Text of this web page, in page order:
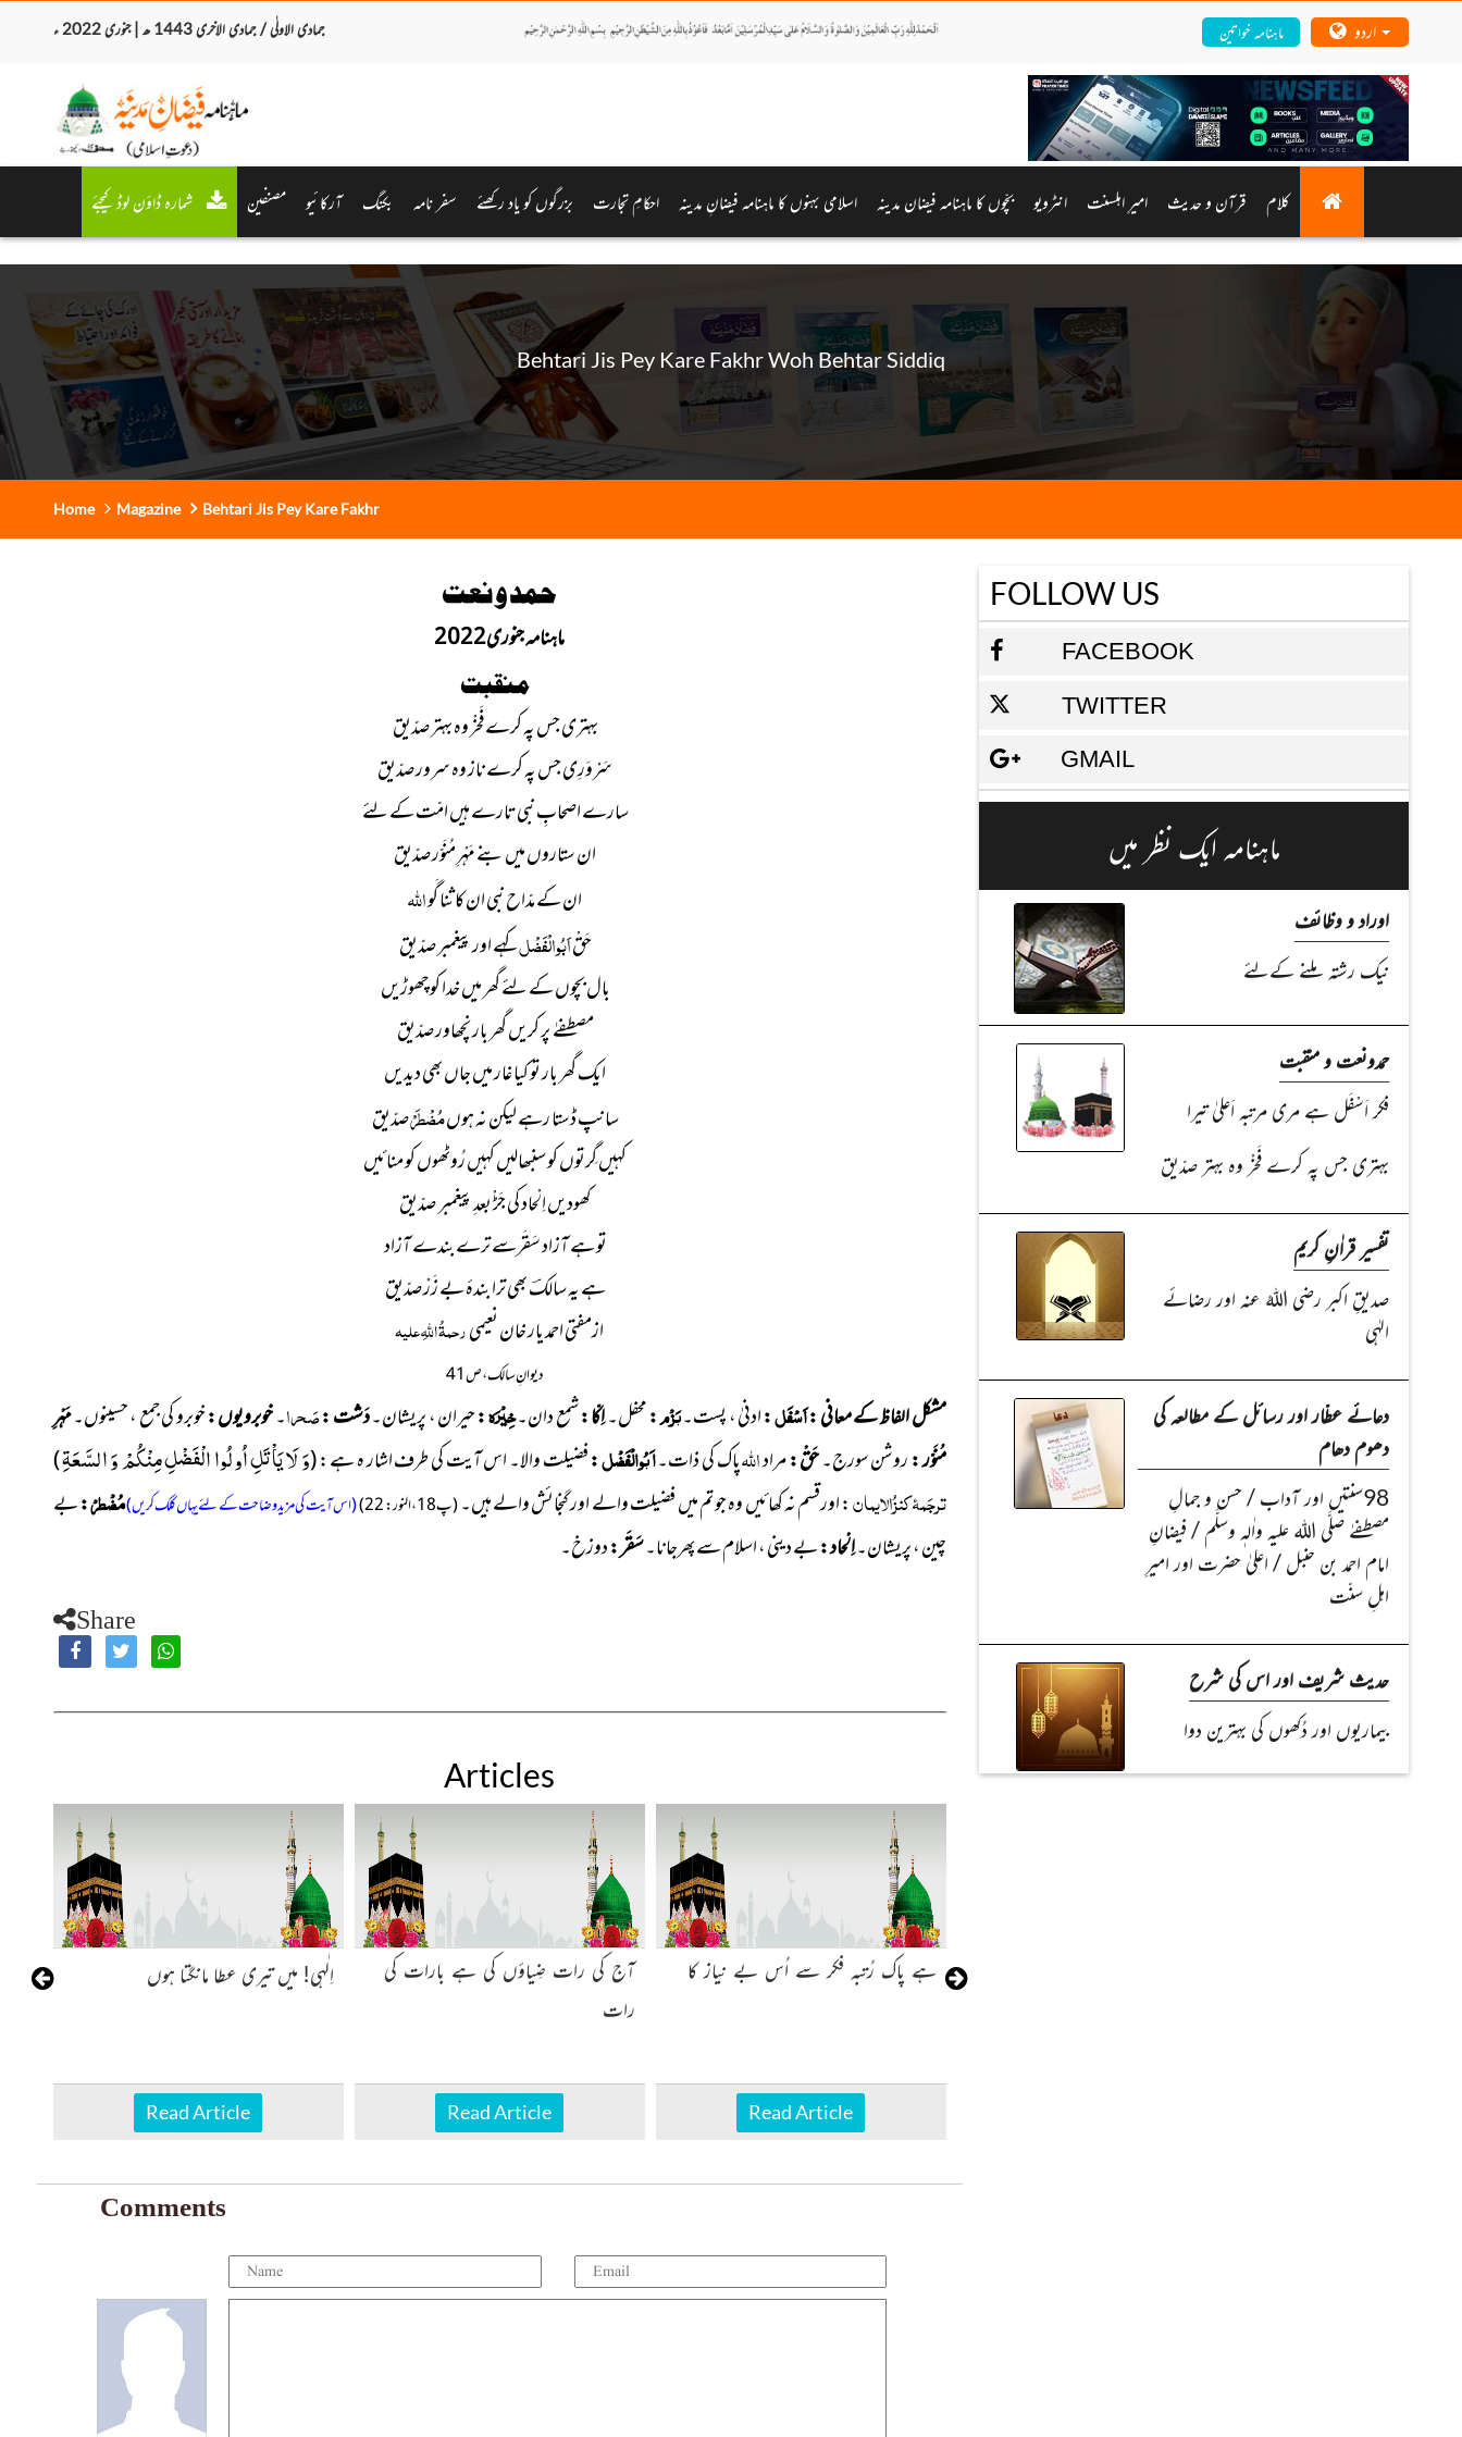
جمادی الاولٰی / جمادی الاخری 1443 ھ | جنوری 2022 ء ماہنامہ خواتین
کلام قرآن و حدیث امیرِ اہلسنت انٹرویو بچّوں کا ماہنامہ فیضان مدینہ اسلامی بہنوں کا ماہنامہ فیضانِ مدینہ احکامِ تجارت بزرگوں کو یاد رکھئے سفر نامہ بکنگ آرکائیو مصنفین شمارہ ڈاؤن لوڈ کیجئے
Behtari Jis Pey Kare Fakhr Woh Behtar Siddiq
Home Magazine Behtari Jis Pey Kare Fakhr
حمد و نعت
ماہنامہ جنوری2022
منقبت
بہتری جس پہ کرے فَخْر وہ بہتر صدّیق
سَرْوَرِی جس پہ کرے ناز وہ سرور صدّیق
سارے اصحابِ نبی تارے ہیں امّت کے لئے
ان ستاروں میں بنے مَہْرِ مُنَوّر صدّیق
ان کے مدّاح نبی ان کا ثنا گَواللہ
حَقْاَبُوالْفَضْلکہے اور پیغمبر صدّیق
بال بچوں کے لئے گھر میں خدا کو چھوڑیں
مصطفےٰ پر کریں گھر بار نچھاور صدّیق
ایک گھر بار تو کیا غار میں جاں بھی دیدیں
سانپ ڈستا رہے لیکن نہ ہوںمُضْطَرْصدّیق
کہیں گِرتوں کو سنبھالیں کہیں رُوٹھوں کو منائیں
کھودیں اِلْحاد کی جَڑْ بعدِ پیغمبر صدّیق
تو ہے آزاد سَقَرسے ترے بندے آزاد
ہے یہ سالکؔ بھی ترا بندۂ بے زَرْ صدّیق
ازمفتی احمد یار خان نعیمیرحمۃُ اللہِ علیہ
دیوانِ سالک ، ص41
مشکل الفاظ کے معانی :اَسْفَل:ادنیٰ ، پست۔بَزْم:محفل۔اِکّا :شمع دان۔خِیْرَہ:حیران ، پریشان۔دَشت :صَحرا۔خوبرویوں :خوبرو کی جمع ، حسینوں۔مَہْرِ
مُنَوّر :روشن سورج۔حَقْ :مراداللہپاک کی ذات۔ا َبُوالْفَضْل:فضیلت والا۔ اس آیت کی طرف اشار ہ ہے :(وَ لَا یَاْتَلِ اُولُوا الْفَضْلِ مِنْكُمْ وَ السَّعَةِ)
ترجَمۂ کنزُالایمان: اورقسم نہ کھائیں وہ جو تم میں فضیلت والے اور گنجائش والے ہیں۔(پ18 ، النور : 22) (اس آیت کی مزید وضاحت کے لئے یہاں کلک کریں)مُضْطرْ:بے
چین ، پریشان۔اِلْحاد :بے دینی ، اسلام سے پھرجانا۔سَقَر :دوزخ۔
Share
Articles
اِلٰہی! میں تیری عطا مانگتا ہوں
Read Article
آج کی رات ضِیاؤں کی ہے بارات کی
رات
Read Article
ہے پاک رُتبہ فکر سے اُس بے نیاز کا
Read Article
Comments
FOLLOW US
FACEBOOK
TWITTER
GMAIL
ماہنامہ ایک نظر میں
اوراد و وظائف
نیک رشتہ ملنے کےلئے
حمدونعت و منقبت
فکر اَسْفَل ہے مری مرتبہ اَعلیٰ تیرا
بہتری جس پہ کرے فَخْر وہ بہتر صدّیق
تفسیر قراٰنِ کریم
صدیقِ اکبر رضی اللہُ عنہ اور رضائے
الہٰی
دعائے عطّار اور رسائل کے مطالعہ کی
دھوم دھام
98سنتیں اور آداب / حسن و جمالِ
مصطفےٰ صلَّی اللہ علیہ واٰلہٖ وسلَّم / فیضانِ
امام احمد بن حنبل / اعلیٰ حضرت اور امیرِ
اہلِ سنّت
حدیث شریف اور اس کی شرح
بیماریوں اور دُکھوں کی بہترین دوا